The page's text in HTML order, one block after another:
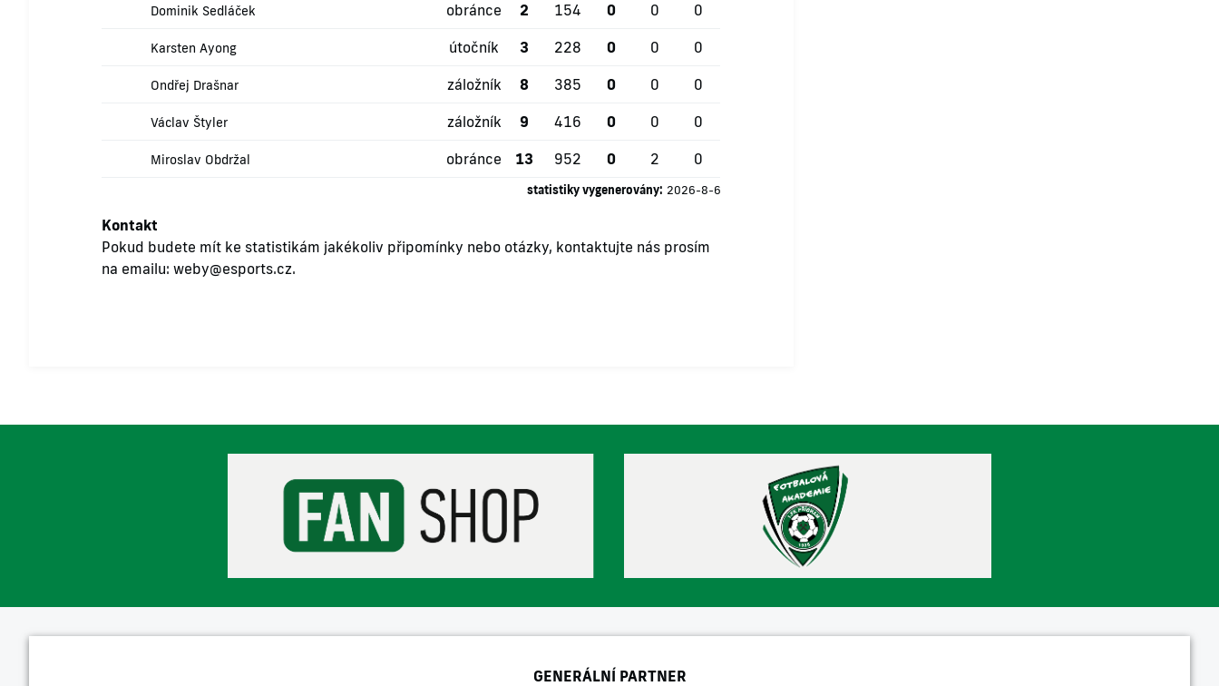
Dominik Sedláček obránce 2 154 0 0 0
Karsten Ayong útočník 3 228 0 0 0
Ondřej Drašnar záložník 8 385 0 0 0
Václav Štyler záložník 9 416 0 0 0
Miroslav Obdržal obránce 13 952 0 2 0
statistiky vygenerovány: 2026-8-6
Kontakt
Pokud budete mít ke statistikám jakékoliv připomínky nebo otázky, kontaktujte nás prosím
na emailu: weby@esports.cz.
GENERÁLNÍ PARTNER